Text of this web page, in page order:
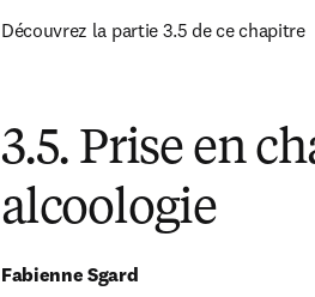
Découvrez la partie 3.5 de ce chapitre
3.5. Prise en
alcoologie
Fabienne Sgard